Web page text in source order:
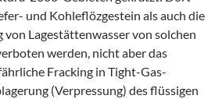
und Kohleflözgestein als auch die
Lagestättenwasser von solchen
werden, nicht aber das
Fracking in Tight-Gas-
(Verpressung) des flüssigen